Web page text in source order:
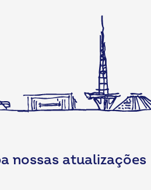
nossas atualizações